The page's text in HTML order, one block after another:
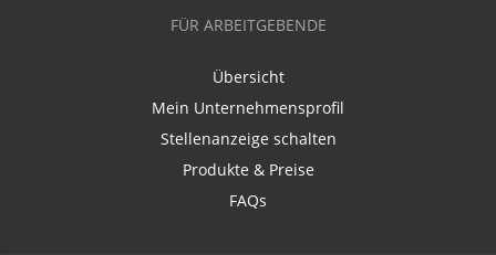
FÜR ARBEITGEBENDE
Übersicht
Mein Unternehmensprofil
Stellenanzeige schalten
Produkte & Preise
FAQs